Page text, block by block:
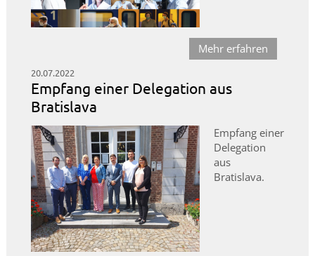
Mehr erfahren
20.07.2022
Empfang einer Delegation aus
Bratislava
Empfang einer
Delegation
aus
Bratislava.